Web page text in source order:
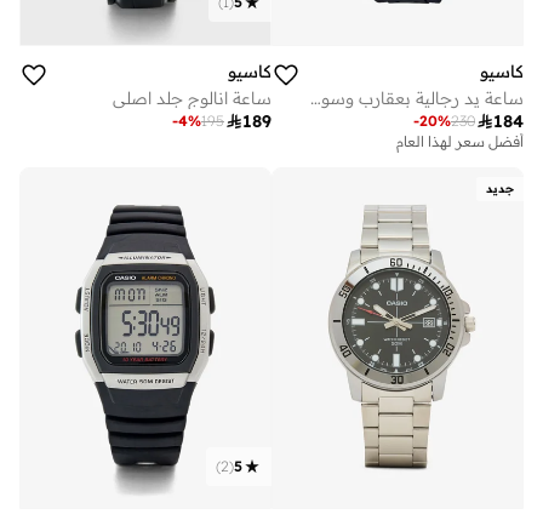
كاسيو
ساعة يد رجالية بعقارب وسوار راتنج أسود
184
230
-20%
أفضل سعر لهذا العام
كاسيو
ساعة انالوج جلد اصلي
189
195
-4%
جديد
5
(
2
)